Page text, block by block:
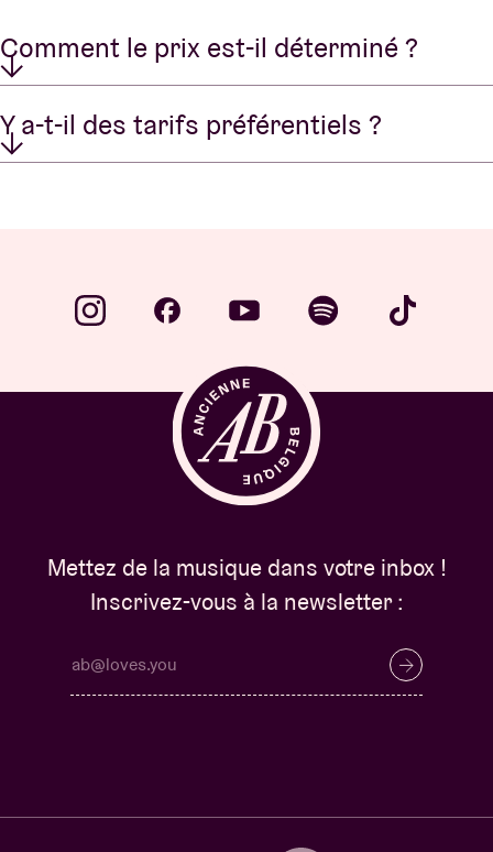
Comment le prix est-il déterminé ?
Y a-t-il des tarifs préférentiels ?
Mettez de la musique dans votre inbox !
Inscrivez-vous à la newsletter :